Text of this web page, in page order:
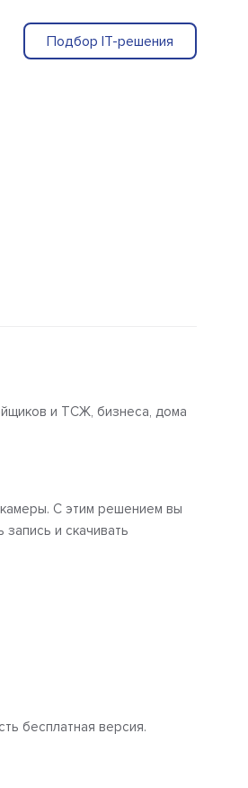
Подбор IT-решения
и ТСЖ, бизнеса, дома
С этим решением вы
и скачивать
бесплатная версия.